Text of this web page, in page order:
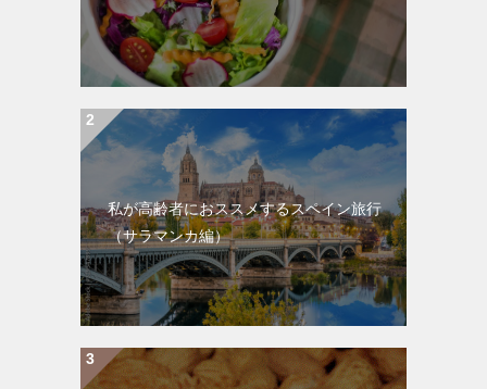
私が高齢者におススメするスペイン旅行
（サラマンカ編）